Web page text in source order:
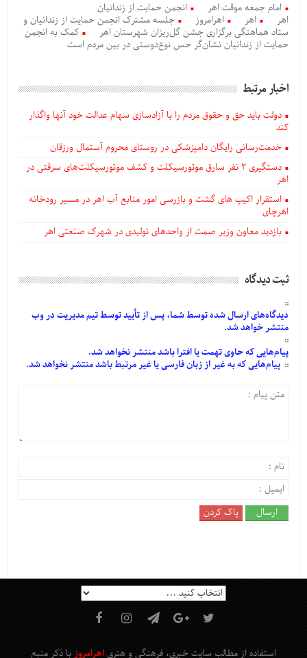
امام جمعه موقت اهر
انجمن حمایت از زندانیان
اهر
اهر اهرامروز
جلسه مشترک انجمن حمایت از زندانیان و
ستاد هماهنگی برگزاری جشن گل‌ریزان شهرستان اهر
کمک به انجمن
حمایت از زندانیان نشان‌گر حس نوع‌دوستی در بین مردم است
اخبار مرتبط
دولت باید حق و حقوق مردم را با آزادسازی سهام عدالت خود آنها واگذار
کند
خدمت‌رسانی رایگان دامپزشکی در روستای محروم آستمال ورزقان
دستگيری ۲ نفر سارق موتورسیکلت و کشف موتورسیکلت‌های سرقتی در
اهر
استقرار اکیپ های گشت و بازرسی امور منابع آب اهر در مسیر رودخانه
اهرچای
بازدید معاون وزیر صمت از واحدهای تولیدی در شهرک صنعتی اهر
ثبت دیدگاه
دیدگاه‌هایارسالشدهتوسط شما، پس ازتأییدتوسط تیم مدیریت در وب
منتشر خواهد شد.
پیام‌هاییکه حاوی تهمت یا افترا باشد منتشر نخواهد شد.
پیام‌هاییکه به غیر از زبان فارسی یا غیر مرتبط باشد منتشر نخواهد شد.
استفاده از مطالب سایت خبری، فرهنگی و هنری اهرامروز با ذکر منبع